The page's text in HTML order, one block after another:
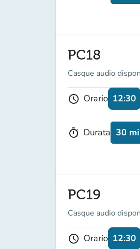
PC18
Casque audio
schedule Orario 12:30
timer Durata 30
PC19
Casque audio
schedule Orario 12:30